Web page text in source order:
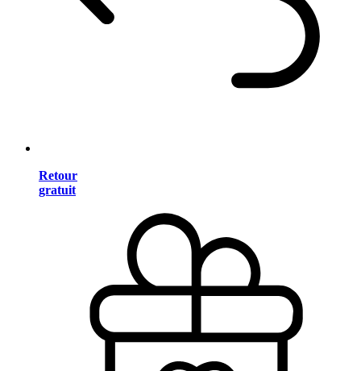
Retour
gratuit